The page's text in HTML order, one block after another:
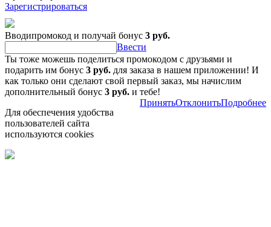
Зарегистрироваться
Вводипромокод и получай бонус 3 руб.
Ввести
Ты тоже можешь поделиться промокодом с друзьями и
подарить им бонус 3 руб. для заказа в нашем приложении! И
как только они сделают свой первый заказ, мы начислим
дополнительный бонус 3 руб. и тебе!
Для обеспечения удобства
пользователей сайта
используются cookies
ПринятьОтклонитьПодробнее